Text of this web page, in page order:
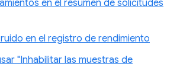
en el resumen de solicitudes
en el registro de rendimiento
"Inhabilitar las muestras de